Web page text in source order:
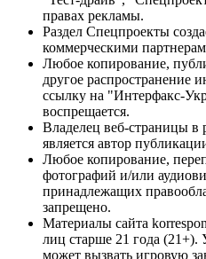
правах рекламы.
Раздел Спецпроекты
коммерческими
Любое копирование,
другое распространение
ссылку на "Интерфакс-
воспрещается.
Владелец веб-страницы в
является автор
Любое копирование,
фотографий и/или
принадлежащих
запрещено.
Материалы сайта
лиц старше 21 года (21+).
может вызвать игровую